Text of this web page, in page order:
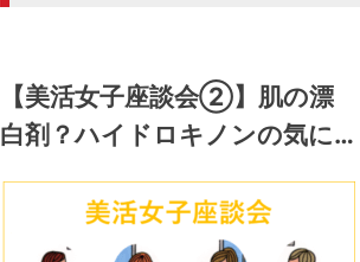
【美活女子座談会②】肌の漂
白剤？ハイドロキノンの気に…